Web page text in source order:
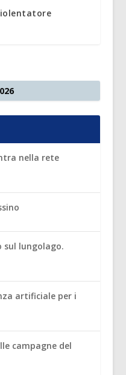
nella rete
lungolago.
artificiale per i
campagne del